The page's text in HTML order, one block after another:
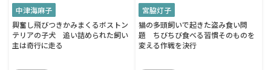
中津海麻子
興奮し飛びつきかみまくるボストン
テリアの子犬 追い詰められた飼い
主は奇行に走る
宮脇灯子
猫の多頭飼いで起きた盗み食い問
題 ちびちび食べる習慣そのものを
変える作戦を決行